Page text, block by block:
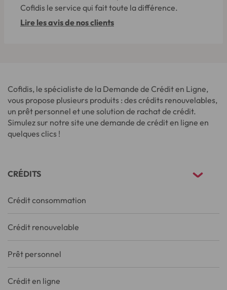
Cofidis le service qui fait toute la différence.
Lire les avis de nos clients
Cofidis, le spécialiste de la Demande de Crédit en Ligne,
vous propose plusieurs produits : des crédits renouvelables,
un prêt personnel et une solution de rachat de crédit.
Simulez sur notre site une demande de crédit en ligne en
quelques clics !
CRÉDITS
Crédit consommation
Crédit renouvelable
Prêt personnel
Crédit en ligne